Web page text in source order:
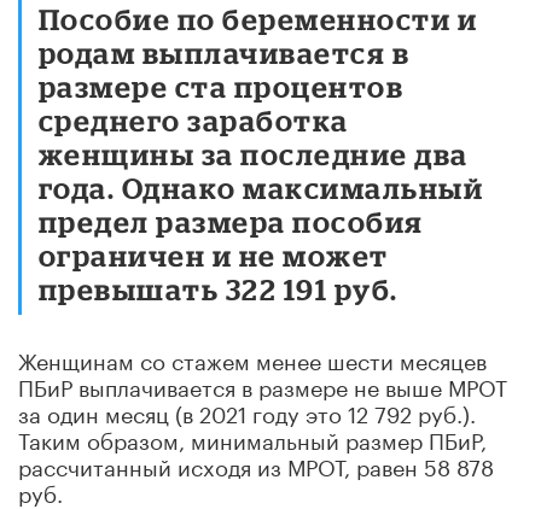
Пособие по беременности и
родам выплачивается в
размере ста процентов
среднего заработка
женщины за последние два
года. Однако максимальный
предел размера пособия
ограничен и не может
превышать 322 191 руб.
Женщинам со стажем менее шести месяцев
ПБиР выплачивается в размере не выше МРОТ
за один месяц (в 2021 году это 12 792 руб.).
Таким образом, минимальный размер ПБиР,
рассчитанный исходя из МРОТ, равен 58 878
руб.